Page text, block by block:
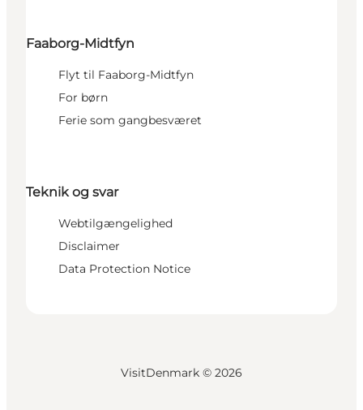
Faaborg-Midtfyn
Flyt til Faaborg-Midtfyn
For børn
Ferie som gangbesværet
Teknik og svar
Webtilgængelighed
Disclaimer
Data Protection Notice
VisitDenmark © 2026